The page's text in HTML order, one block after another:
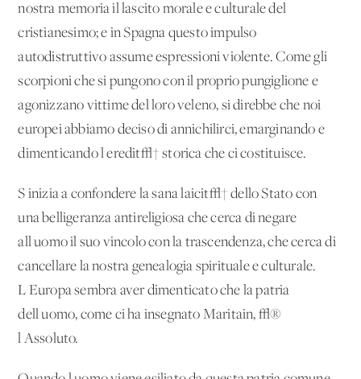
nostra memoria il lascito morale e culturale del
cristianesimo; e in Spagna questo impulso
autodistruttivo assume espressioni violente. Come gli
scorpioni che si pungono con il proprio pungiglione e
agonizzano vittime del loro veleno, si direbbe che noi
europei abbiamo deciso di annichilirci, emarginando e
dimenticando l'eredit√† storica che ci costituisce.
S'inizia a confondere la sana laicit√† dello Stato con
una belligeranza antireligiosa che cerca di negare
all'uomo il suo vincolo con la trascendenza, che cerca di
cancellare la nostra genealogia spirituale e culturale.
L'Europa sembra aver dimenticato che la patria
dell'uomo, come ci ha insegnato Maritain, √®
l'Assoluto.